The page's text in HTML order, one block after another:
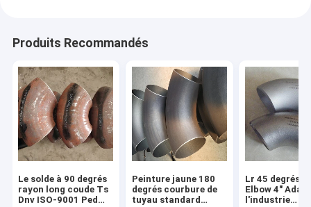
Produits Recommandés
Le solde à 90 degrés
rayon long coude Ts
Dnv ISO-9001 Ped
Peinture jaune 180
degrés courbure de
tuyau standard
Lr 45 degrés
Elbow 4"
l'industrie